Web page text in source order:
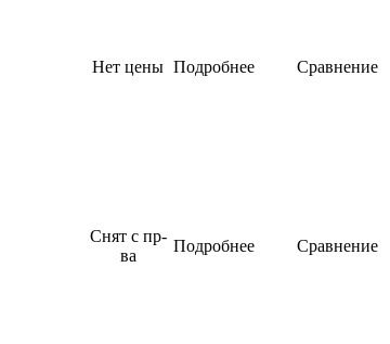
Нет цены Подробнее Сравнение
Снят с пр-
ва
Подробнее Сравнение